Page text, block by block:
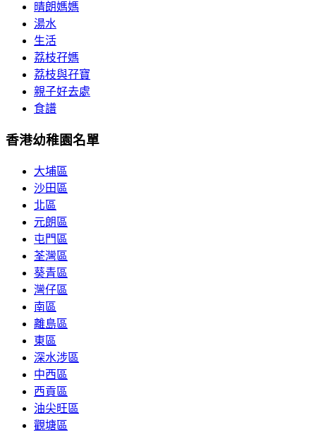
晴朗媽媽
湯水
生活
荔枝孖媽
荔枝與孖寶
親子好去處
食譜
香港幼稚園名單
大埔區
沙田區
北區
元朗區
屯門區
荃灣區
葵青區
灣仔區
南區
離島區
東區
深水涉區
中西區
西貢區
油尖旺區
觀塘區